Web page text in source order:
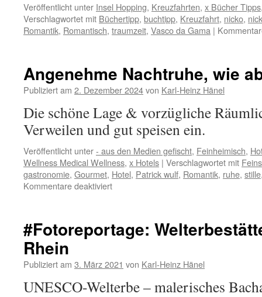
Veröffentlicht unter Insel Hopping, Kreuzfahrten, x Bücher Tipps
Verschlagwortet mit Büchertipp, buchtipp, Kreuzfahrt, nicko,
Romantik, Romantisch, traumzeit, Vasco da Gama |
Angenehme Nachtruhe, wie
Publiziert am 2. Dezember 2024von Karl-Heinz Hänel
Die schöne Lage & vorzügliche
Verweilen und gut speisen ein.
Veröffentlicht unter- aus den Medien gefischt, Feinheimisch,
Wellness Medical Wellness, x Hotels | Verschlagwortet mit
gastronomie, Gourmet, Hotel, Patrick wulf, Romantik, ruhe, stille
Kommentare deaktiviertfür
abgebildet…
#Fotoreportage:
Rhein
Publiziert am 3. März 2021 von Karl-Heinz Hänel
UNESCO-Welterbe – malerisches